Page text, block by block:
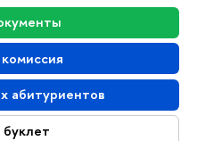
абитуриентов